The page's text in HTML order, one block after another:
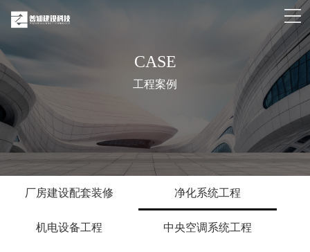
CASE
工程案例
厂房建设配套装修 净化系统工程
机电设备工程 中央空调系统工程